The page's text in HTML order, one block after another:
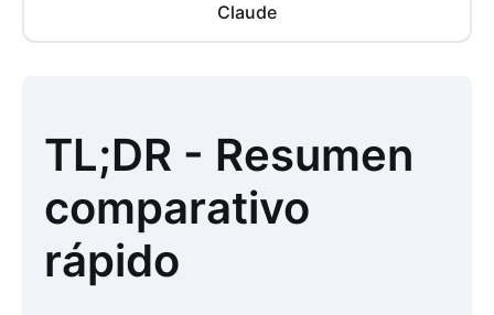
Claude
TL;DR - Resumen
comparativo
rápido